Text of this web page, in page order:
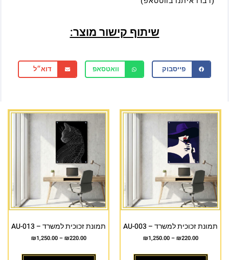
שיתוף קישור מוצר:
פייסבוק וואטסאפ דוא״ל
תמונת זכוכית למשרד – AU-003
₪220.00
–
₪1,250.00
תמונת זכוכית למשרד – AU-013
₪220.00
–
₪1,250.00